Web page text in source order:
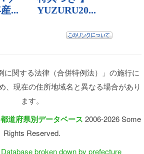
に関する法律（合併特例法）」の施行に
、現在の住所地域名と異なる場合があり
ます。
道府県別データベース 2006-2026 Some
Rights Reserved.
broken down by prefecture